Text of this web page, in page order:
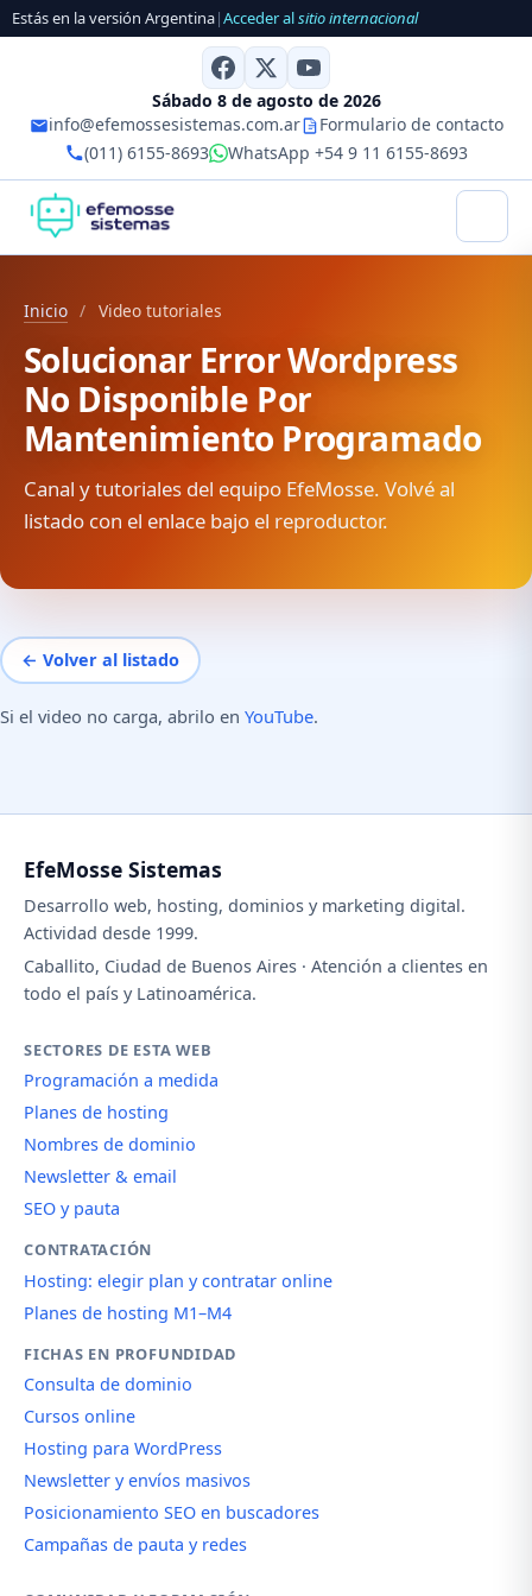
Estás en la versión Argentina|Acceder alsitio internacional
Sábado 8 de agosto de 2026
info@efemossesistemas.com.ar
Formulario de contacto
(011) 6155-8693
WhatsApp +54 9 11 6155-8693
Inicio / Video tutoriales
Solucionar Error Wordpress
No Disponible Por
Mantenimiento Programado
Canal y tutoriales del equipo EfeMosse. Volvé al
listado con el enlace bajo el reproductor.
← Volver al listado
Si el video no carga, abrilo en YouTube.
EfeMosse Sistemas
Desarrollo web, hosting, dominios y marketing digital.
Actividad desde 1999.
Caballito, Ciudad de Buenos Aires · Atención a clientes en
todo el país y Latinoamérica.
SECTORES DE ESTA WEB
Programación a medida
Planes de hosting
Nombres de dominio
Newsletter & email
SEO y pauta
CONTRATACIÓN
Hosting: elegir plan y contratar online
Planes de hosting M1–M4
FICHAS EN PROFUNDIDAD
Consulta de dominio
Cursos online
Hosting para WordPress
Newsletter y envíos masivos
Posicionamiento SEO en buscadores
Campañas de pauta y redes